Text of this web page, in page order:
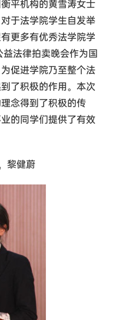
平机构的黄雪涛女士
于法学院学生自发举
更多有优秀法学院学
法律拍卖晚会作为国
促进学院乃至整个法
了积极的作用。本次
念得到了积极的传
的同学们提供了有效
黎健蔚